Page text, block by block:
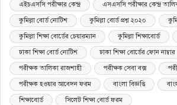
এইচএসসি পরীক্ষার কেন্দ্র এসএসসি পরীক্ষার কেন্দ্র
কুমিল্লা বোর্ড নোটিশ কুমিল্লা বোর্ড প্রশ্ন ২০২০
কুমিল্লা শিক্ষা বোর্ডের চেয়ারম্যান কুমিল্লা শিক্ষাবোর্ড
ঢাকা শিক্ষা বোর্ড নোটিশ ঢাকা শিক্ষা বোর্ডের ফোন নাম্বার
পরীক্ষক তালিকা রাজশাহী পরীক্ষক সেবা বক্স
পরীক্ষক হওয়ার আবেদন ফরম বাংলা বিজ্ঞপ্তি
শিক্ষাবোর্ড সিলেট শিক্ষা বোর্ড ফরম